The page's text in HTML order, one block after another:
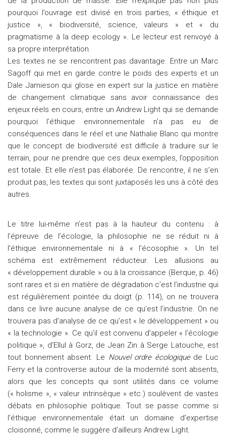
pourquoi l’ouvrage est divisé en trois parties, « éthique et
justice », « biodiversité, science, valeurs » et « du
pragmatisme à la deep ecology ». Le lecteur est renvoyé à
sa propre interprétation.
Les textes ne se rencontrent pas davantage. Entre un Marc
Sagoff qui met en garde contre le poids des experts et un
Dale Jamieson qui glose en expert sur la justice en matière
de changement climatique sans avoir connaissance des
enjeux réels en cours, entre un Andrew Light qui se demande
pourquoi l’éthique environnementale n’a pas eu de
conséquences dans le réel et une Nathalie Blanc qui montre
que le concept de biodiversité est difficile à traduire sur le
terrain, pour ne prendre que ces deux exemples, l’opposition
est totale. Et elle n’est pas élaborée. De rencontre, il ne s’en
produit pas, les textes qui sont juxtaposés les uns à côté des
autres.
Le titre lui-même n’est pas à la hauteur du contenu : à
l’épreuve de l’écologie, la philosophie ne se réduit ni à
l’éthique environnementale ni à « l’écosophie ». Un tel
schéma est extrêmement réducteur. Les allusions au
« développement durable » ou à la croissance (Berque, p. 46)
sont rares et si en matière de dégradation c’est l’industrie qui
est régulièrement pointée du doigt (p. 114), on ne trouvera
dans ce livre aucune analyse de ce qu’est l’industrie. On ne
trouvera pas d’analyse de ce qu’est « le développement » ou
« la technologie ». Ce qu’il est convenu d’appeler « l’écologie
politique », d’Ellul à Gorz, de Jean Zin à Serge Latouche, est
tout bonnement absent. Le Nouvel ordre écologiquede Luc
Ferry et la controverse autour de la modernité sont absents,
alors que les concepts qui sont utilités dans ce volume
(« holisme », « valeur intrinsèque » etc.) soulèvent de vastes
débats en philosophie politique. Tout se passe comme si
l’éthique environnementale était un domaine d’expertise
cloisonné, comme le suggère d’ailleurs Andrew Light.